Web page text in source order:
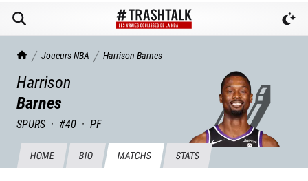
TrashTalk Actu NBA
Joueurs NBA Harrison Barnes
Harrison
Barnes
SPURS · #40 · PF
HOME BIO MATCHS STATS